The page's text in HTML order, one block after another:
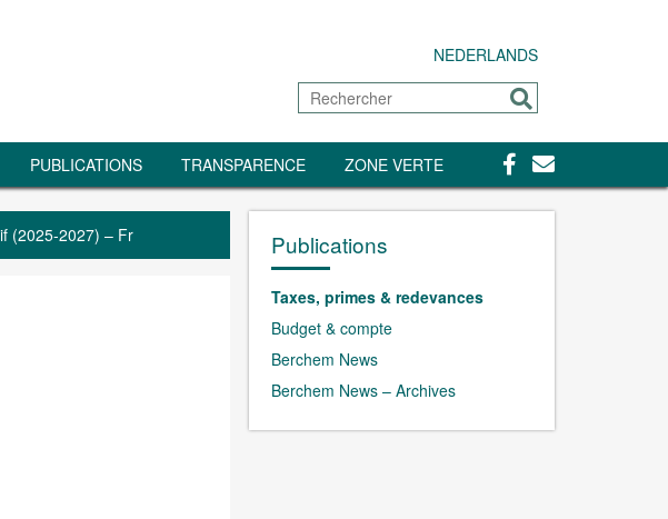
NEDERLANDS
Rechercher
Envoyer
PUBLICATIONS TRANSPARENCE ZONE VERTE Facebook
Contact
(2025-2027) – Fr Publications
Taxes, primes & redevances
Budget & compte
Berchem News
Berchem News – Archives